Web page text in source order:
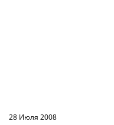
28 Июля 2008